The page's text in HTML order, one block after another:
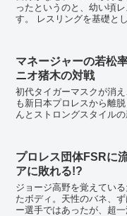
ったというのと、幼い頃
す。 レスリングを基礎としているプロレスラーはたくさんいて、レ
マネージャーの若松
ニオ猪木の対戦
初代タイガーマスクが消
も新日本プロレスから離脱した。 そのころ、週刊プロ
んとストロングスタイル
プロレス団体FSRに
アに敗れる!?
ジョージ高野を覚えてい
たボディ。天性のバネ、ずばぬ
ー選手ではあったが、超